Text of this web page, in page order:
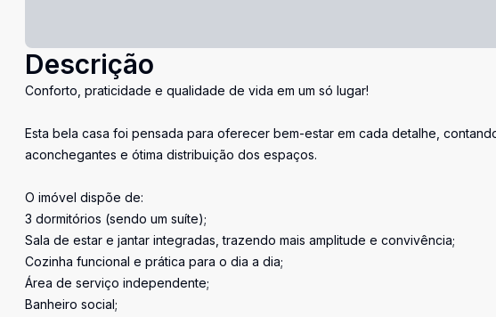
Descrição
Conforto, praticidade e qualidade de vida em um só lugar!
Esta bela casa foi pensada para oferecer bem-estar em cada detalhe,
aconchegantes e ótima distribuição dos espaços.
O imóvel dispõe de:
3 dormitórios (sendo um suíte);
Sala de estar e jantar integradas, trazendo mais amplitude e convivência;
Cozinha funcional e prática para o dia a dia;
Área de serviço independente;
Banheiro social;